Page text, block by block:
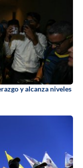
y alcanza niveles